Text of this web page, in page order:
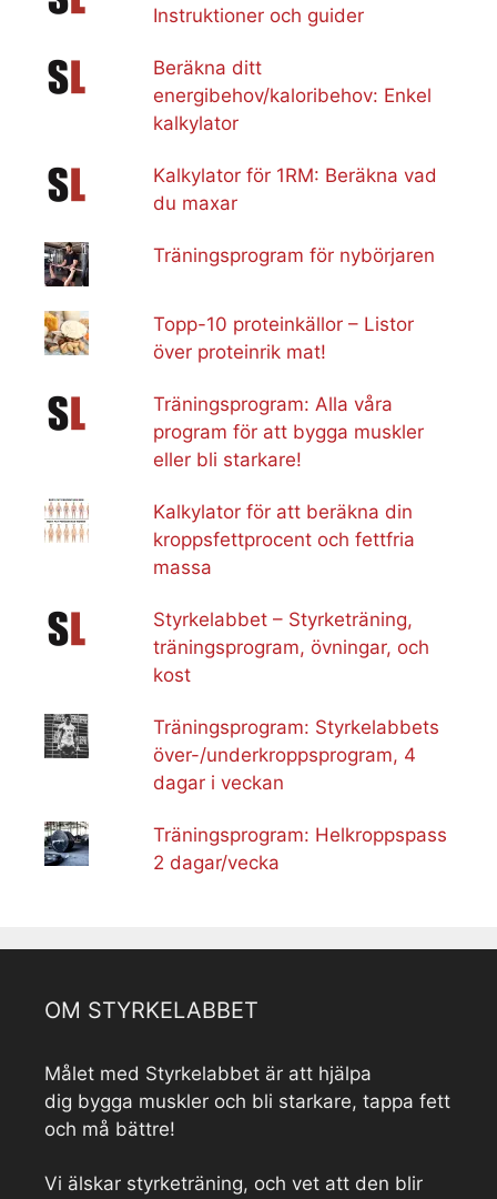
Instruktioner och guider
Beräkna ditt
energibehov/kaloribehov: Enkel
kalkylator
Kalkylator för 1RM: Beräkna vad
du maxar
Träningsprogram för nybörjaren
Topp-10 proteinkällor – Listor
över proteinrik mat!
Träningsprogram: Alla våra
program för att bygga muskler
eller bli starkare!
Kalkylator för att beräkna din
kroppsfettprocent och fettfria
massa
Styrkelabbet – Styrketräning,
träningsprogram, övningar, och
kost
Träningsprogram: Styrkelabbets
över-/underkroppsprogram, 4
dagar i veckan
Träningsprogram: Helkroppspass
2 dagar/vecka
OM STYRKELABBET
Målet med Styrkelabbet är att hjälpa
dig bygga muskler och bli starkare, tappa fett
och må bättre!
Vi älskar styrketräning, och vet att den blir